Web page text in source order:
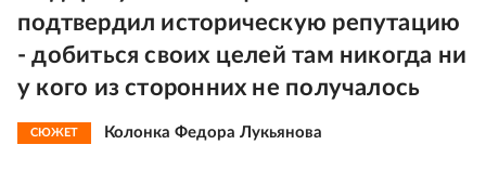
подтвердил историческую репутацию
- добиться своих целей там никогда ни
у кого из сторонних не получалось
СЮЖЕТ Колонка Федора Лукьянова